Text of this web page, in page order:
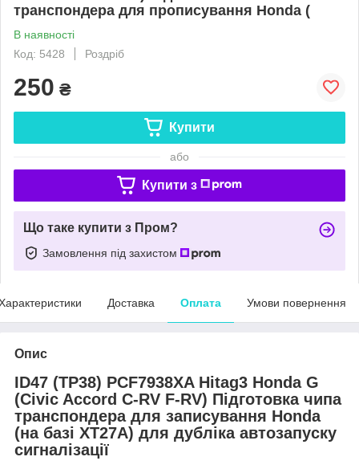
транспондера для прописування Honda (
В наявності
Код: 5428
Роздріб
250 ₴
Купити
або
Купити з
Що таке купити з Пром?
Замовлення під захистом
Доставка Оплата Умови повернення
Опис
ID47 (TP38) PCF7938XA Hitag3 Honda G
(Civic Accord C-RV F-RV) Підготовка чипа
транспондера для записування Honda
(на базі XT27A) для дубліка автозапуску
сигналізації